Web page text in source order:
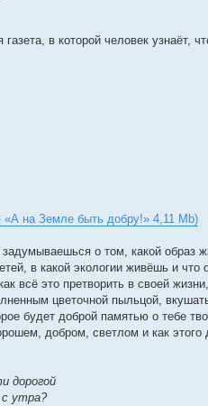
в которой человек
«А на Земле быть добру!» 4,11 Mb)
о том, какой образ
в какой экологии живёшь и что
всё это претворить в своей
цветочной пыльцой,
будет доброй памятью о тебе
добром, светлом и как
дорогой
утра?